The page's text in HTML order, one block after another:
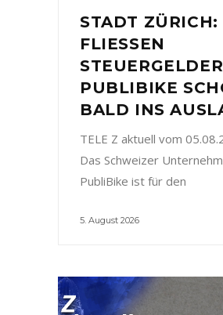
STADT ZÜRICH:
FLIESSEN
PUBLIBIKE
BALD INS
TELE Z aktuell vom
Das Schweizer
PubliBike ist für den
5. August 2026